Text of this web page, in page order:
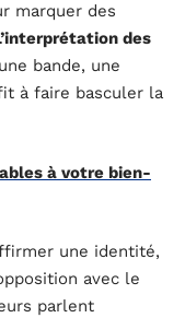
marquer des
des
bande, une
à faire basculer la
à votre bien-
une identité,
avec le
parlent